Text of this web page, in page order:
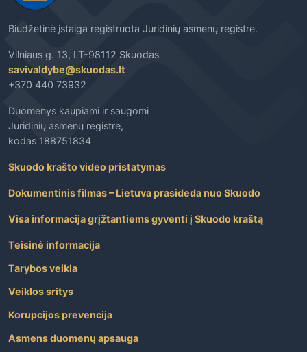
Biudžetinė įstaiga registruota Juridinių asmenų registre.
Vilniaus g. 13, LT-98112 Skuodas
savivaldybe@skuodas.lt
+370 440 73932
Duomenys kaupiami ir saugomi
Juridinių asmenų registre,
kodas 188751834
Skuodo krašto video pristatymas
Dokumentinis filmas – Lietuva prasideda nuo Skuodo
Visa informacija grįžtantiems gyventi į Skuodo kraštą
Teisinė informacija
Tarybos veikla
Veiklos sritys
Korupcijos prevencija
Asmens duomenų apsauga